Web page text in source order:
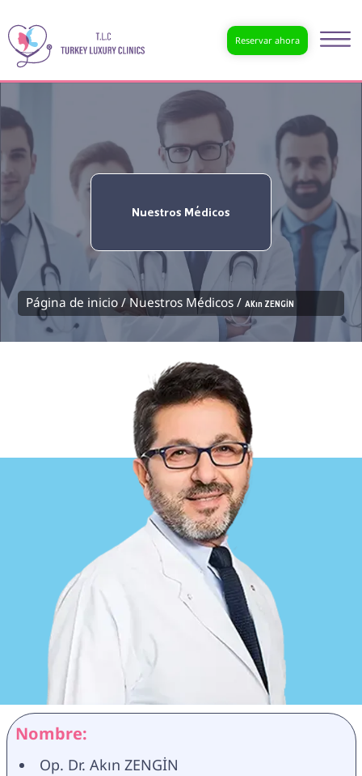
Reservar ahora
Nuestros Médicos
Página de inicio / Nuestros Médicos /Akın ZENGİN
Nombre:
Op. Dr. Akın ZENGİN